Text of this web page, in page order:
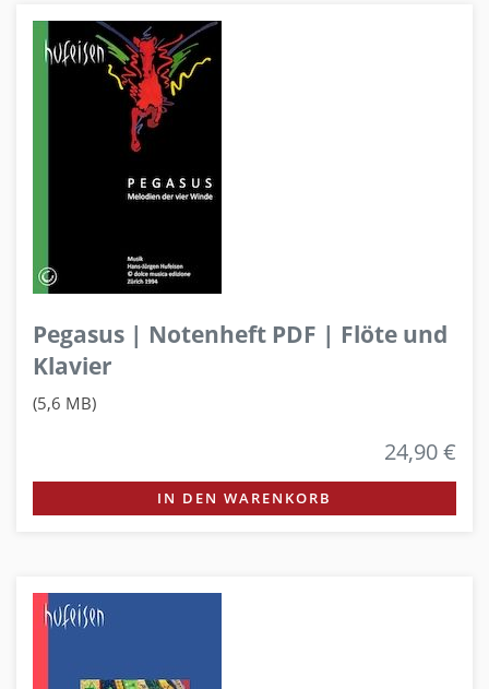
Pegasus | Notenheft PDF | Flöte und
Klavier
(5,6 MB)
24,90 €
IN DEN WARENKORB